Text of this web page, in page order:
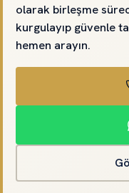
olarak birleşme
kurgulayıp güvenle
hemen arayın.